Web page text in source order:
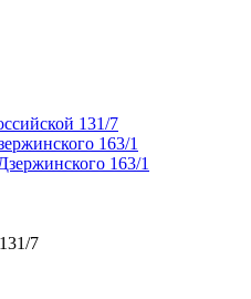
131/7
163/1
163/1
7